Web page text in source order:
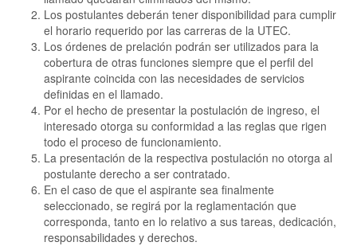
Los postulantes deberán tener disponibilidad para cumplir
el horario requerido por las carreras de la UTEC.
Los órdenes de prelación podrán ser utilizados para la
cobertura de otras funciones siempre que el perfil del
aspirante coincida con las necesidades de servicios
definidas en el llamado.
Por el hecho de presentar la postulación de ingreso, el
interesado otorga su conformidad a las reglas que rigen
todo el proceso de funcionamiento.
La presentación de la respectiva postulación no otorga al
postulante derecho a ser contratado.
En el caso de que el aspirante sea finalmente
seleccionado, se regirá por la reglamentación que
corresponda, tanto en lo relativo a sus tareas, dedicación,
responsabilidades y derechos.